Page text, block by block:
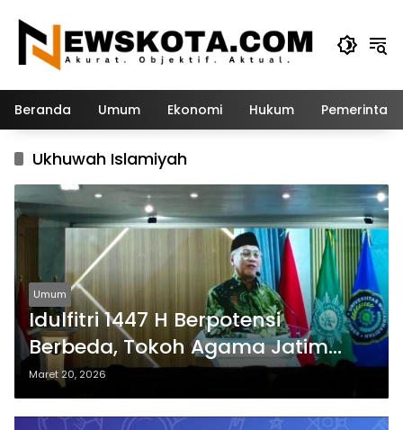
konten
Beranda Umum Ekonomi Hukum
Ukhuwah Islamiyah
Umum
Idulfitri 1447 H Berpotensi
Berbeda, Tokoh Agama Jatim
Kompak Serukan Kerukunan
Maret 20, 2026